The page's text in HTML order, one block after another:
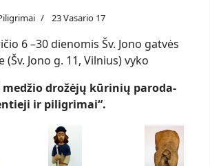
23 Vasario 17
6 –30 dienomis Šv. Jono gatvės
Jono g. 11, Vilnius) vyko
drožėjų kūrinių paroda-
ir piligrimai“.